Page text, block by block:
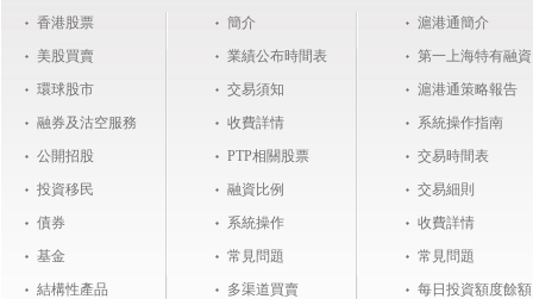
香港股票
美股買賣
環球股市
融券及沽空服務
公開招股
投資移民
債券
基金
結構性產品
簡介
業績公布時間表
交易須知
收費詳情
PTP相關股票
融資比例
系統操作
常見問題
多渠道買賣
滬港通簡介
第一上海特有融資
滬港通策略報告
系統操作指南
交易時間表
交易細則
收費詳情
常見問題
每日投資額度餘額